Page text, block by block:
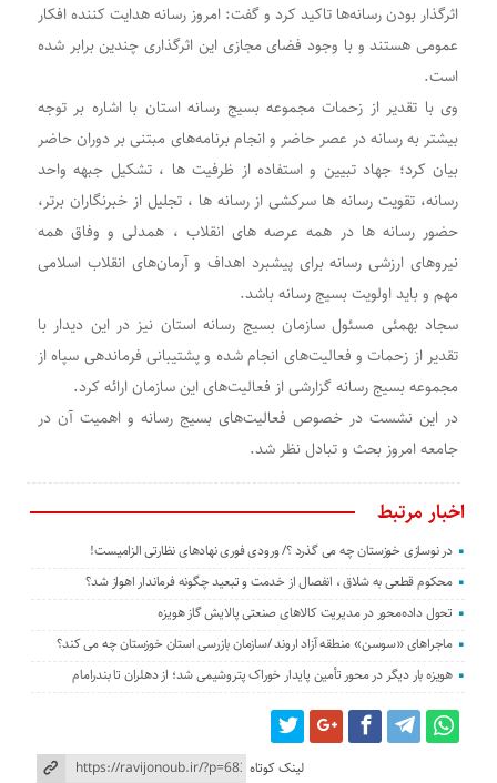
اثرگذار بودن رسانه‌ها تاکید کرد و گفت: امروز رسانه هدایت کننده افکار
عمومی هستند و با وجود فضای مجازی این اثرگذاری چندین برابر شده
است.
وی با تقدیر از زحمات مجموعه بسیج رسانه استان با اشاره بر توجه
بیشتر به رسانه در عصر حاضر و انجام برنامه‌های مبتنی بر دوران حاضر
‌بیان کرد؛ جهاد تبیین و استفاده از ظرفیت ها ، تشکیل جبهه واحد
رسانه، تقویت رسانه ها سرکشی از رسانه ها ، تجلیل از خبرنگاران برتر،
حضور رسانه ها در همه عرصه های انقلاب ، همدلی و وفاق همه
نیروهای ارزشی رسانه برای پیشبرد اهداف و آرمان‌های انقلاب اسلامی
مهم و باید اولویت بسیج رسانه باشد.
سجاد بهمئی مسئول سازمان بسیج رسانه استان نیز در این دیدار با
تقدیر از زحمات و فعالیت‌های انجام شده و پشتیبانی فرماندهی سپاه از
مجموعه بسیج رسانه گزارشی از فعالیت‌های این سازمان ارائه کرد.
در این نشست در خصوص فعالیت‌های بسیج رسانه و اهمیت آن در
جامعه امروز بحث و تبادل نظر شد.
اخبار مرتبط
در نوسازی خوزستان چه می گذرد ؟/ ورودی فوری نهادهای نظارتی الزامیست!
محکوم قطعی به شلاق ، انفصال از خدمت و تبعید چگونه فرماندار اهواز شد؟
تحول داده‌محور در مدیریت کالاهای صنعتی پالایش گاز هویزه
ماجراهای «سوسن» منطقه آزاد اروند /سازمان بازرسی استان خوزستان چه می کند؟
هویزه بار دیگر در محور تأمین پایدار خوراک پتروشیمی شد؛ از دهلران تا بندرامام
لینک کوتاه